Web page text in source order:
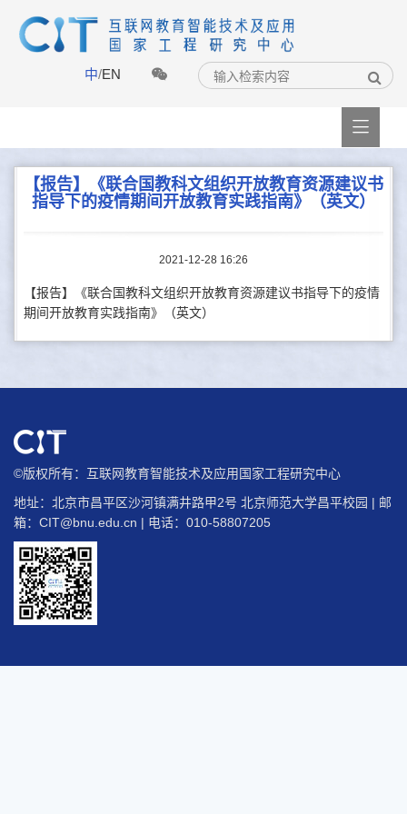
中/EN

【报告】《联合国教科文组织开放教育资源建议书
指导下的疫情期间开放教育实践指南》（英文）
2021-12-28 16:26
【报告】《联合国教科文组织开放教育资源建议书指导下的疫情
期间开放教育实践指南》（英文）
©版权所有：互联网教育智能技术及应用国家工程研究中心
地址：北京市昌平区沙河镇满井路甲2号 北京师范大学昌平校园 | 邮
箱： CIT@bnu.edu.cn | 电话：010-58807205